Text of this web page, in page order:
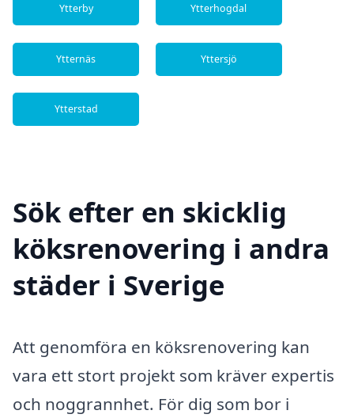
Ytterby Ytterhogdal
Ytternäs Yttersjö
Ytterstad
Sök efter en skicklig
köksrenovering i andra
städer i Sverige
Att genomföra en köksrenovering kan
vara ett stort projekt som kräver expertis
och noggrannhet. För dig som bor i